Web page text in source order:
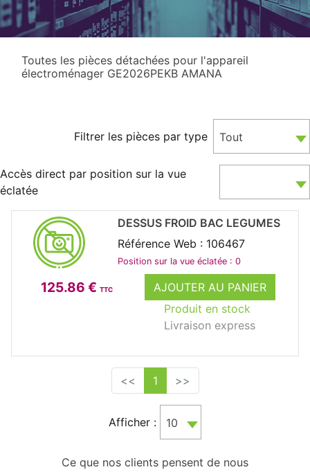
Toutes les pièces détachées pour l'appareil
électroménager GE2026PEKB AMANA
Filtrer les pièces par type Tout
Accès direct par position sur la vue
éclatée
125.86 € TTC
AJOUTER AU PANIER
Produit en stock
Livraison express
DESSUS FROID BAC LEGUMES
Référence Web : 106467
Position sur la vue éclatée : 0
<< 1 >>
Afficher : 10
Ce que nos clients pensent de nous